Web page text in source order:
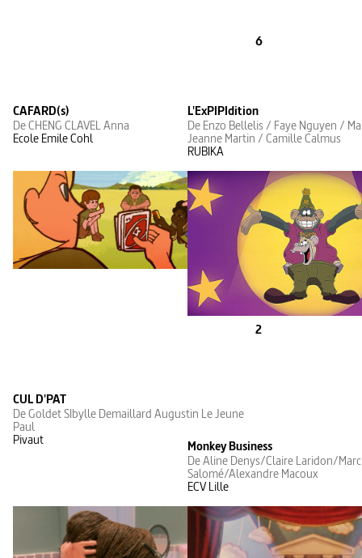
6
CAFARD(s)
De CHENG CLAVEL Anna
Ecole Emile Cohl
L'ExPIPIdition
De Enzo Bellelis / Faye Nguyen /
Jeanne Martin / Camille Calmus
RUBIKA
2
CUL D'PAT
De Goldet SIbylle Demaillard Augustin Le Jeune
Paul
Pivaut
Monkey Business
De Aline Denys/Claire Laridon/
Salomé/Alexandre Macoux
ECV Lille